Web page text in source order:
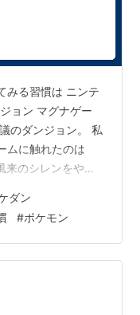
みる習慣は ニンテ
ョン マグナゲー
のダンジョン。 私
ムに触れたのは
来のシレンをや
くて諦めた感が強
ケモンとの掛け
、物語もBGMも最
レイしたのは初代
議のダンジョ
んかは評判…
ダン
#ポケモン